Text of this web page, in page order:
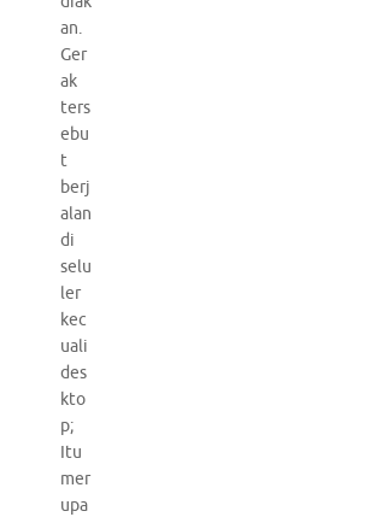
an.
Ger
ak
ters
ebu
t
berj
alan
di
selu
ler
kec
uali
des
kto
p;
Itu
mer
upa